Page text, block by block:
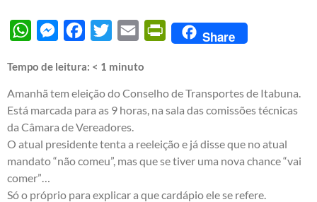
WhatsAppMessengerFacebook
Twitter Email PrintFriendly
Share
Tempo de leitura: < 1 minuto
Amanhã tem eleição do Conselho de Transportes de Itabuna.
Está marcada para as 9 horas, na sala das comissões técnicas
da Câmara de Vereadores.
O atual presidente tenta a reeleição e já disse que no atual
mandato “não comeu”, mas que se tiver uma nova chance “vai
comer”…
Só o próprio para explicar a que cardápio ele se refere.